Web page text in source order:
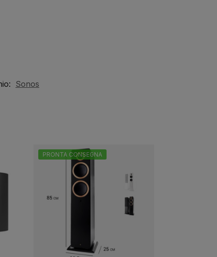
Sonos
PRONTA CONSEGNA